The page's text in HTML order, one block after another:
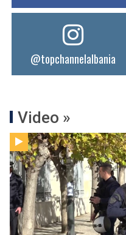
@topchannelalbania
Video »